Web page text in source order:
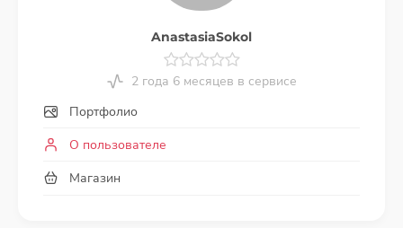
AnastasiaSokol
2 года 6 месяцев в сервисе
Портфолио
О пользователе
Магазин